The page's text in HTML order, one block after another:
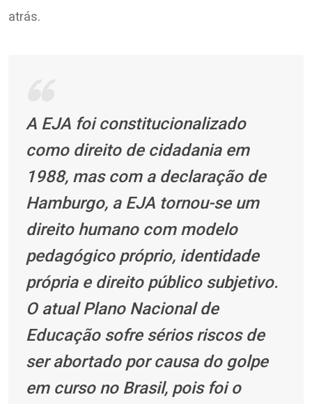
atrás.
A EJA foi constitucionalizado
como direito de cidadania em
1988, mas com a declaração de
Hamburgo, a EJA tornou-se um
direito humano com modelo
pedagógico próprio, identidade
própria e direito público subjetivo.
O atual Plano Nacional de
Educação sofre sérios riscos de
ser abortado por causa do golpe
em curso no Brasil, pois foi o